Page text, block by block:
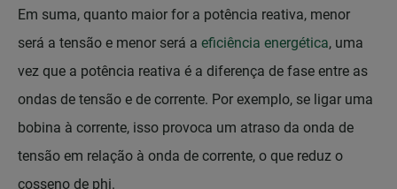
Em suma, quanto maior for a potência reativa, menor
será a tensão e menor será a eficiência energética, uma
vez que a potência reativa é a diferença de fase entre as
ondas de tensão e de corrente. Por exemplo, se ligar uma
bobina à corrente, isso provoca um atraso da onda de
tensão em relação à onda de corrente, o que reduz o
cosseno de phi.